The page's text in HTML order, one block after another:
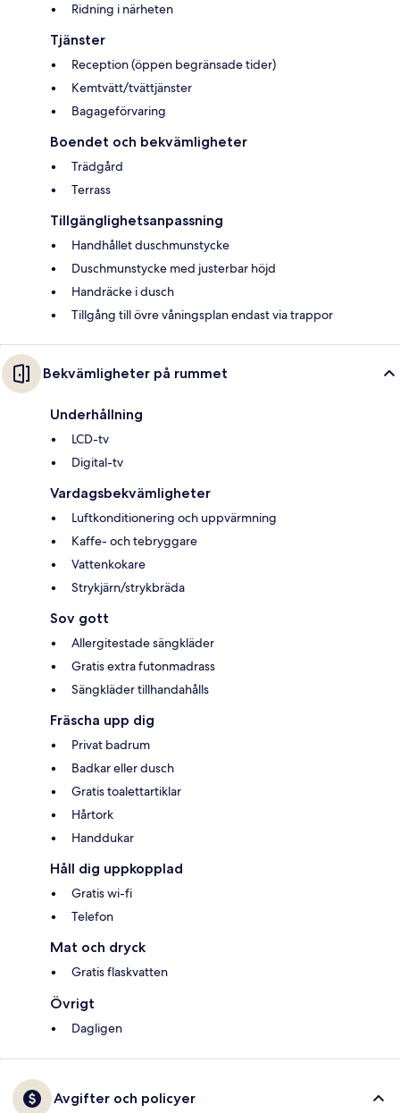
Ridning i närheten
Tjänster
Reception (öppen begränsade tider)
Kemtvätt/tvättjänster
Bagageförvaring
Boendet och bekvämligheter
Trädgård
Terrass
Tillgänglighetsanpassning
Handhållet duschmunstycke
Duschmunstycke med justerbar höjd
Handräcke i dusch
Tillgång till övre våningsplan endast via trappor
Bekvämligheter på rummet
Underhållning
LCD-tv
Digital-tv
Vardagsbekvämligheter
Luftkonditionering och uppvärmning
Kaffe- och tebryggare
Vattenkokare
Strykjärn/strykbräda
Sov gott
Allergitestade sängkläder
Gratis extra futonmadrass
Sängkläder tillhandahålls
Fräscha upp dig
Privat badrum
Badkar eller dusch
Gratis toalettartiklar
Hårtork
Handdukar
Håll dig uppkopplad
Gratis wi-fi
Telefon
Mat och dryck
Gratis flaskvatten
Övrigt
Dagligen
Avgifter och policyer